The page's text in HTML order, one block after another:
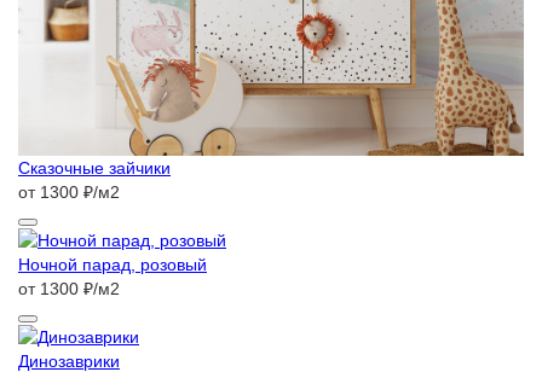
Сказочные зайчики
от 1300 ₽/м2
Ночной парад, розовый
от 1300 ₽/м2
Динозаврики